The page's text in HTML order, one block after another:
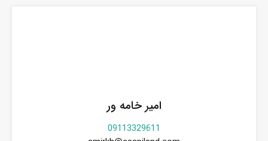
امیر خامه ور
09113329611